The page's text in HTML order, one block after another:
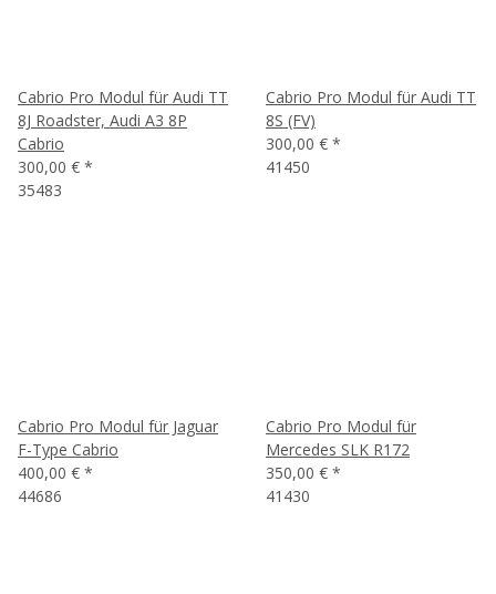
Cabrio Pro Modul für Audi TT
8J Roadster, Audi A3 8P
Cabrio
300,00 € *
35483
Cabrio Pro Modul für Audi TT
8S (FV)
300,00 € *
41450
Cabrio Pro Modul für Jaguar
F-Type Cabrio
400,00 € *
44686
Cabrio Pro Modul für
Mercedes SLK R172
350,00 € *
41430